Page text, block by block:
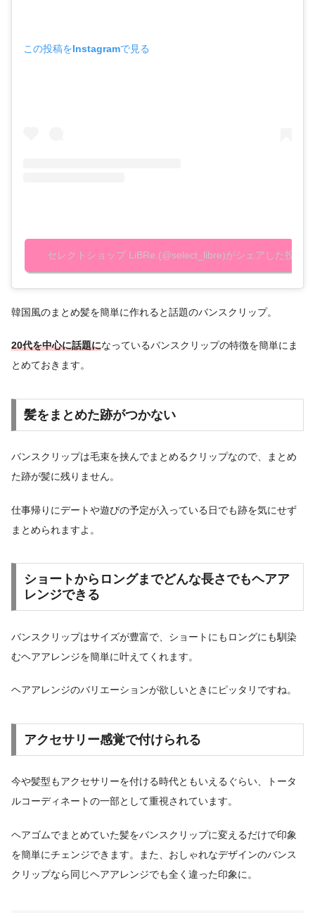
この投稿をInstagramで見る
セレクトショップ LiBRe.(@select_libre)がシェアした投稿
韓国風のまとめ髪を簡単に作れると話題のバンスクリップ。
20代を中心に話題になっているバンスクリップの特徴を簡単にま
とめておきます。
髪をまとめた跡がつかない
バンスクリップは毛束を挟んでまとめるクリップなので、まとめ
た跡が髪に残りません。
仕事帰りにデートや遊びの予定が入っている日でも跡を気にせず
まとめられますよ。
ショートからロングまでどんな長さでもヘアア
レンジできる
バンスクリップはサイズが豊富で、ショートにもロングにも馴染
むヘアアレンジを簡単に叶えてくれます。
ヘアアレンジのバリエーションが欲しいときにピッタリですね。
アクセサリー感覚で付けられる
今や髪型もアクセサリーを付ける時代ともいえるぐらい、トータ
ルコーディネートの一部として重視されています。
ヘアゴムでまとめていた髪をバンスクリップに変えるだけで印象
を簡単にチェンジできます。また、おしゃれなデザインのバンス
クリップなら同じヘアアレンジでも全く違った印象に。